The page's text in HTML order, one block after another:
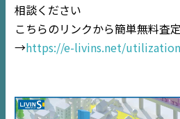
TOP
EVENT
相談ください
こちらのリンクから簡単無料査
→https://e-livins.net/